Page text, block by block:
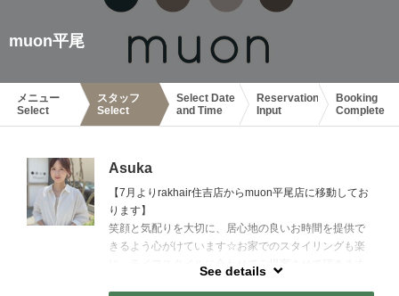
muon平尾
メニュー
Select
スタッフ
Select
Select Date
and Time
Reservation
Input
Booking
Complete
Asuka
【7月よりrakhair住吉店からmuon平尾店に移動してお
ります】
笑顔と気配りを大切に、居心地の良いお時間を提供で
きるよう心がけています☆お家でのスタイリングも楽
に、ライフスタイルに合わせてご提案させて頂きます
See details